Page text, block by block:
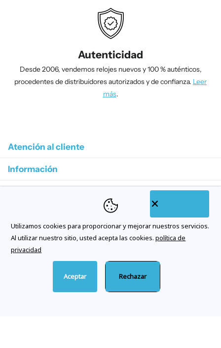
Autenticidad
Desde 2006, vendemos relojes nuevos y 100 % auténticos,
procedentes de distribuidores autorizados y de confianza. Leer
más.
Atención al cliente
Información
Suscríbase a nuestros correos electrónicos
©2026Citywatches.es
Utilizamos cookies para proporcionar y mejorar nuestros servicios.
Al utilizar nuestro sitio, usted acepta las cookies. política de
privacidad
Aceptar Rechazar